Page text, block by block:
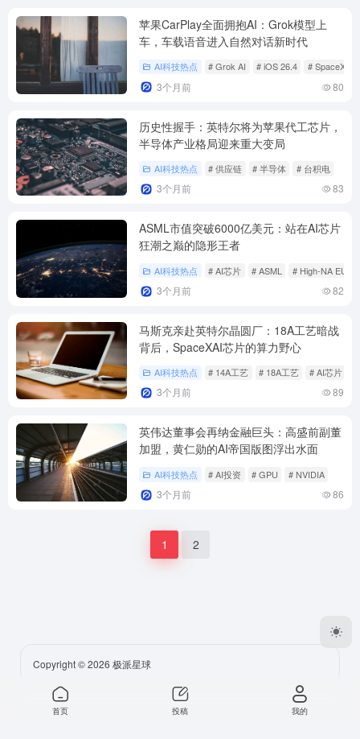
苹果CarPlay全面拥抱AI：Grok模型上
车，车载语音进入自然对话新时代
AI科技热点 # Grok AI # iOS 26.4 # SpaceXAI
3个月前 80
历史性握手：英特尔将为苹果代工芯片，
半导体产业格局迎来重大变局
AI科技热点 # 供应链 # 半导体 # 台积电
3个月前 83
ASML市值突破6000亿美元：站在AI芯片
狂潮之巅的隐形王者
AI科技热点 # AI芯片 # ASML # High-NA EUV
3个月前 82
马斯克亲赴英特尔晶圆厂：18A工艺暗战
背后，SpaceXAI芯片的算力野心
AI科技热点 # 14A工艺 # 18A工艺 # AI芯片
3个月前 89
英伟达董事会再纳金融巨头：高盛前副董
加盟，黄仁勋的AI帝国版图浮出水面
AI科技热点 # AI投资 # GPU # NVIDIA
3个月前 86
1 2
Copyright © 2026 极派星球
首页 投稿 我的